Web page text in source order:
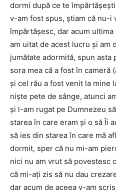
dormi după ce te
v-am fost spus, știam că nu-i
împărtășesc, dar acum
am uitat de acest lucru și am
jumătate adormită, spun asta
sora mea că a fost în cameră
și cel rău a fost venit la mine
niște pete de sânge, atunci
și l-am rugat pe Dumnezeu
starea în care eram și o să Îi
să ies din starea în care mă
dormit, sper că nu mi-am
nici nu am vrut să povestesc
că mi-ați zis să nu dau
dar acum de aceea v-am